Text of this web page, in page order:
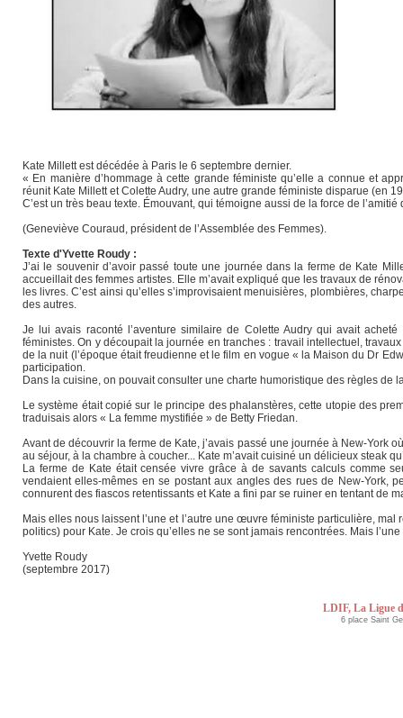
Kate Millett est décédée à Paris le 6 septembre dernier.
« En manière d’hommage à cette grande féministe qu’elle a connue et
réunit Kate Millett et Colette Audry, une autre grande féministe disparue (en
C’est un très beau texte. Émouvant, qui témoigne aussi de la force de
(Geneviève Couraud, président de l’Assemblée des Femmes).
Texte d'Yvette Roudy :
J’ai le souvenir d’avoir passé toute une journée dans la ferme de Kate
accueillait des femmes artistes. Elle m’avait expliqué que les travaux de
les livres. C’est ainsi qu’elles s’improvisaient menuisières, plombières,
des autres.
Je lui avais raconté l’aventure similaire de Colette Audry qui avait
féministes. On y découpait la journée en tranches : travail intellectuel,
de la nuit (l’époque était freudienne et le film en vogue « la Maison du Dr
participation.
Dans la cuisine, on pouvait consulter une charte humoristique des règles de
Le système était copié sur le principe des phalanstères, cette utopie des
traduisais alors « La femme mystifiée » de Betty Friedan.
Avant de découvrir la ferme de Kate, j’avais passé une journée à New-York
au séjour, à la chambre à coucher... Kate m’avait cuisiné un délicieux steak
La ferme de Kate était censée vivre grâce à de savants calculs comme
vendaient elles-mêmes en se postant aux angles des rues de New-York,
connurent des fiascos retentissants et Kate a fini par se ruiner en tentant de
Mais elles nous laissent l’une et l’autre une œuvre féministe particulière,
politics) pour Kate. Je crois qu’elles ne se sont jamais rencontrées. Mais
Yvette Roudy
(septembre 2017)
LDIF, La Ligue
6 place Saint